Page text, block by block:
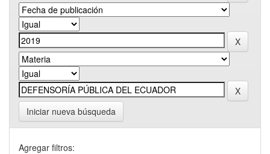
Iniciar nueva búsqueda
Agregar filtros: